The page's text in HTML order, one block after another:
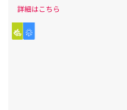
詳細はこちら